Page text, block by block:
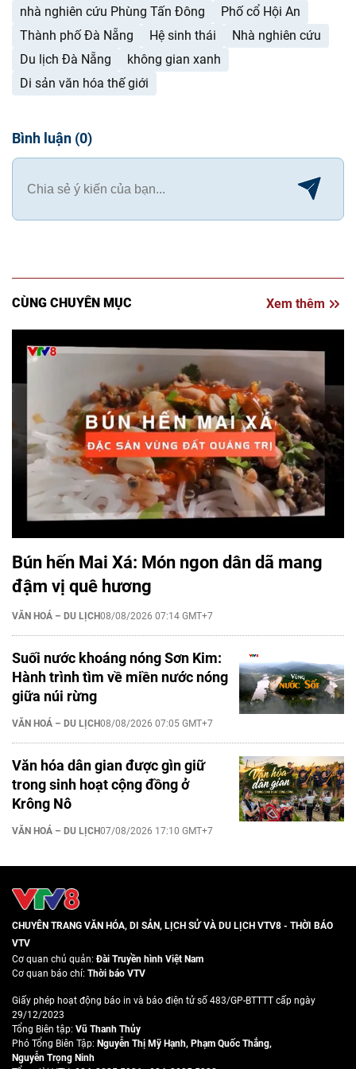
nhà nghiên cứu Phùng Tấn Đông
Phố cổ Hội An
Thành phố Đà Nẵng
Hệ sinh thái
Nhà nghiên cứu
Du lịch Đà Nẵng
không gian xanh
Di sản văn hóa thế giới
Bình luận (0)
CÙNG CHUYÊN MỤC Xem thêm
Bún hến Mai Xá: Món ngon dân dã mang
đậm vị quê hương
VĂN HOÁ – DU LỊCH08/08/2026 07:14 GMT+7
Suối nước khoáng nóng Sơn Kim:
Hành trình tìm về miền nước nóng
giữa núi rừng
VĂN HOÁ – DU LỊCH08/08/2026 07:05 GMT+7
Văn hóa dân gian được gìn giữ
trong sinh hoạt cộng đồng ở
Krông Nô
VĂN HOÁ – DU LỊCH07/08/2026 17:10 GMT+7
CHUYÊN TRANG VĂN HÓA, DI SẢN, LỊCH SỬ VÀ DU LỊCH VTV8 - THỜI BÁO
VTV
Cơ quan chủ quản:Đài Truyền hình Việt Nam
Cơ quan báo chí: Thời báo VTV
Giấy phép hoạt động báo in và báo điện tử số 483/GP-BTTTT cấp ngày
29/12/2023
Tổng Biên tập: Vũ Thanh Thủy
Phó Tổng Biên Tập: Nguyễn Thị Mỹ Hạnh, Phạm Quốc Thắng,
Nguyễn Trọng Ninh